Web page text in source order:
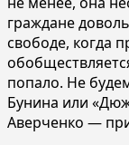
граждане
свободе, когда
попало. Не
Бунина или
Аверченко —